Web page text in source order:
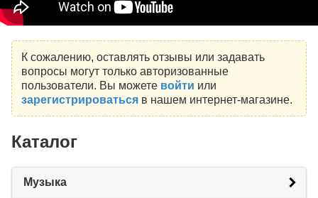
К сожалению, оставлять отзывы или задавать
вопросы могут только авторизованные
пользователи. Вы можете войти или
зарегистрироватьсяв нашем интернет-магазине.
Каталог
Музыка